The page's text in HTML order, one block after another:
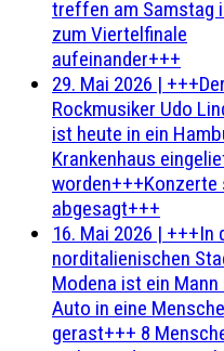
treffen am Samstag
zum Viertelfinale
aufeinander+++
29. Mai 2026 | +++Der
Rockmusiker Udo
ist heute in ein
Krankenhaus
worden+++Konzerte
abgesagt+++
16. Mai 2026 | +++In
norditalienischen
Modena ist ein
Auto in eine
gerast+++ 8